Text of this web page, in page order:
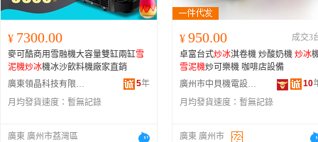
¥ 7300.00
麥可酷商用雪融機大容量雙缸兩缸雪
泥機炒冰機冰沙飲料機廠家直銷
廣東領晶科技有限公司
5年
月均發貨速度： 暫無記錄
廣東 廣州市荔灣區
¥ 950.00
成交3
卓富台式炒冰淇卷機 炒酸奶機 炒冰
雪泥機炒可樂機 咖啡店設備
廣州市中貝機電設備有限責任公司
10
月均發貨速度： 暫無記錄
廣東 廣州市